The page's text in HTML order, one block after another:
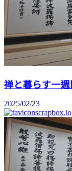
禅と暮らす一
2025/02/23
scrapbox.io